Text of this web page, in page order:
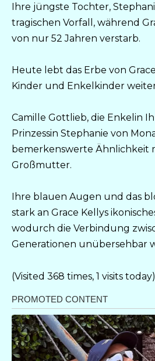
Ihre jüngste Tochter,
tragischen Vorfall, während
von nur 52 Jahren verstarb.
Heute lebt das Erbe von
Kinder und Enkelkinder
Camille Gottlieb, die Enkelin
Prinzessin Stephanie von
bemerkenswerte Ähnlichkeit
Großmutter.
Ihre blauen Augen und das
stark an Grace Kellys
wodurch die Verbindung
Generationen unübersehbar
(Visited 368 times, 1 visits today)